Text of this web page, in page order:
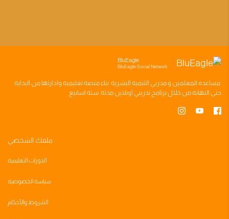
BluEagle
BluEagle Social Network
مساعده المعلمين ومدربي التنميه البشريه بناءمنصه تعليميه وادارتها من البدايه
حتى النهايه من خلال برنامج تدريبي اونلاين مدته سته اسابيع
ملفك الشخصي
الدورات التعليمية
سياسة الخصوصية
الشروط والأحكام